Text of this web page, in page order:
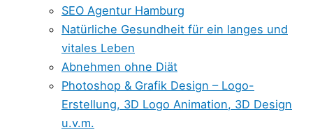
SEO Agentur Hamburg
Natürliche Gesundheit für ein langes und
vitales Leben
Abnehmen ohne Diät
Photoshop & Grafik Design – Logo-
Erstellung, 3D Logo Animation, 3D Design
u.v.m.